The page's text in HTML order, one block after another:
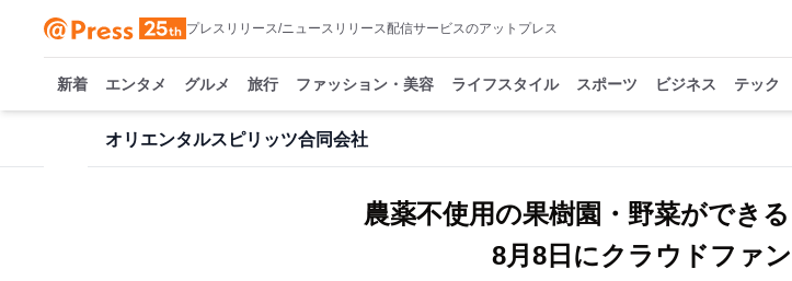
プレスリリース/ニュースリリース配信サービスのアットプレス
新着 エンタメ グルメ 旅行 ファッション・美容 ライフスタイル スポーツ ビジネス テック
オリエンタルスピリッツ合同会社
農薬不使用の果樹園・野菜ができ
8月8日にクラウドファ